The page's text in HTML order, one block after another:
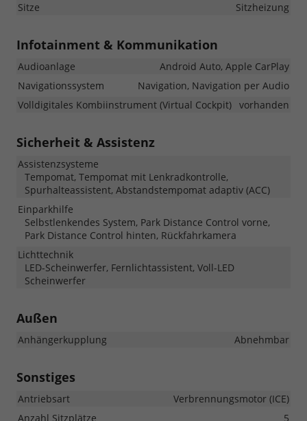
Sitze
Sitzheizung
Infotainment & Kommunikation
Audioanlage
Android Auto, Apple CarPlay
Navigationssystem
Navigation, Navigation per Audio
Volldigitales Kombiinstrument (Virtual Cockpit) vorhanden
Sicherheit & Assistenz
Assistenzsysteme
Tempomat, Tempomat mit Lenkradkontrolle,
Spurhalteassistent, Abstandstempomat adaptiv (ACC)
Einparkhilfe
Selbstlenkendes System, Park Distance Control vorne,
Park Distance Control hinten, Rückfahrkamera
Lichttechnik
LED-Scheinwerfer, Fernlichtassistent, Voll-LED
Scheinwerfer
Außen
Anhängerkupplung Abnehmbar
Sonstiges
Antriebsart
Verbrennungsmotor (ICE)
Anzahl Sitzplätze
5